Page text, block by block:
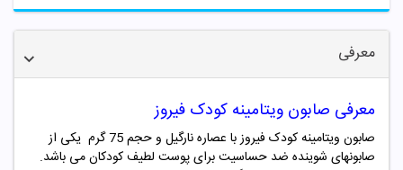
معرفی
معرفی صابون ویتامینه کودک فیروز
صابون ویتامینه کودک فیروز با عصاره نارگیل و حجم 75 گرم یکی از
صابونهای شوینده ضد حساسیت برای پوست لطیف کودکان می باشد.